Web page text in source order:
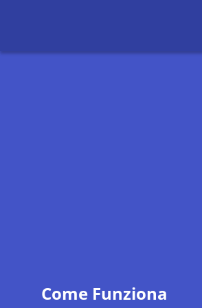
Come Funziona